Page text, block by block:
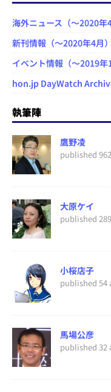
海外ニュース（～2020年4
新刊情報（～2020年4月）
イベント情報（～2019年
hon.jp DayWatch
執筆陣
鷹野凌
published
大原ケイ
published
小桜店子
published 54
馬場公彦
published 32